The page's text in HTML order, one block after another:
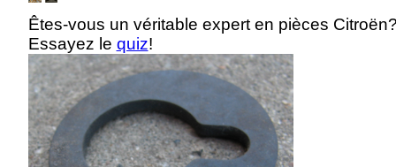
Êtes-vous un véritable expert en pièces
Essayez le quiz!